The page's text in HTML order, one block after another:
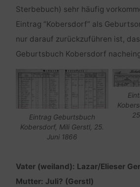
Sterbebuch) sehr häufig
Eintrag “Kobersdorf” als
nur darauf zurückzuführen ist,
Geburtsbuch Kobersdorf
Eintrag Geburtsbuch
Kobersdorf, Mili Gerstl, 25.
Juni 1866
Vater (weiland): Lazar/Elieser
Mutter: Juli? (Gerstl)